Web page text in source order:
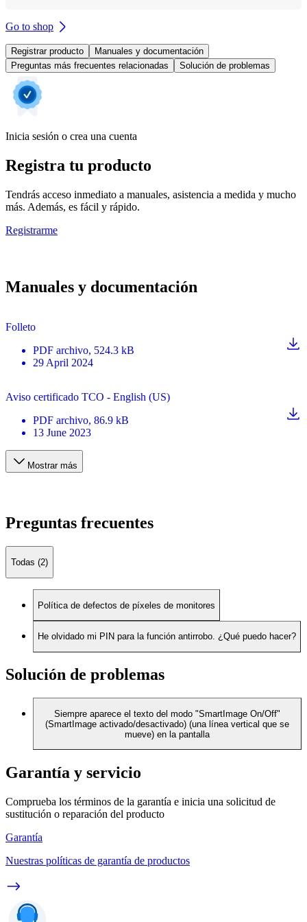
Go to shop
Registrar producto
Manuales y documentación
Preguntas más frecuentes relacionadas
Solución de problemas
Inicia sesión o crea una cuenta
Registra tu producto
Tendrás acceso inmediato a manuales, asistencia a medida y mucho
más. Además, es fácil y rápido.
Registrarme
Manuales y documentación
Folleto
PDF archivo, 524.3 kB
29 April 2024
Aviso certificado TCO - English (US)
PDF archivo, 86.9 kB
13 June 2023
Mostrar más
Preguntas frecuentes
Todas (2)
Política de defectos de píxeles de monitores
He olvidado mi PIN para la función antirrobo. ¿Qué puedo hacer?
Solución de problemas
Siempre aparece el texto del modo "SmartImage On/Off"
(SmartImage activado/desactivado) (una línea vertical que se
mueve) en la pantalla
Garantía y servicio
Comprueba los términos de la garantía e inicia una solicitud de
sustitución o reparación del producto
Garantía
Nuestras políticas de garantía de productos